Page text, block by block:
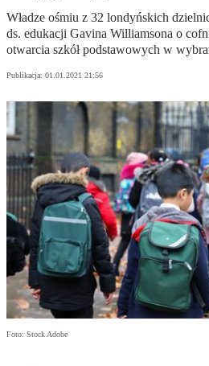
Władze ośmiu z 32 londyńskich
ds. edukacji Gavina Williamsona o
otwarcia szkół podstawowych w
Publikacja: 01.01.2021 21:56
Foto: Stock Adobe